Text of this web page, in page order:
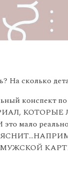
На сколько
конспект
мало